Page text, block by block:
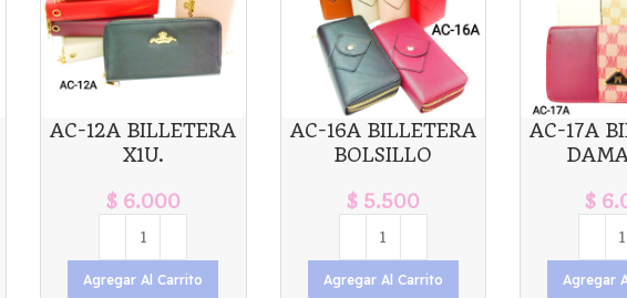
AC-12A BILLETERA
X1U.
$6.000
Agregar Al Carrito
AC-16A BILLETERA
BOLSILLO
$5.500
Agregar Al Carrito
AC-17A
$
Agregar